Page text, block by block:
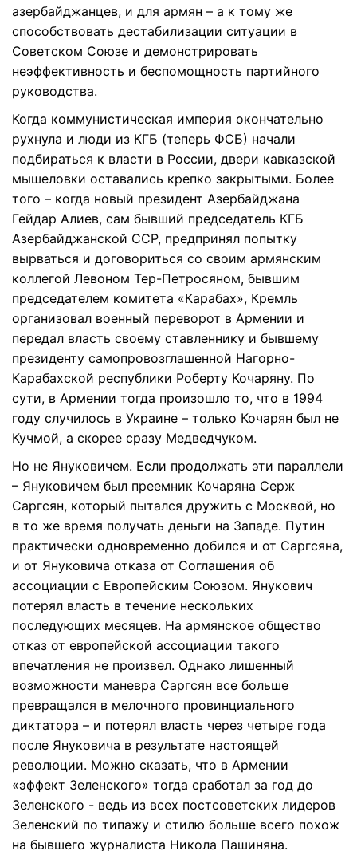
азербайджанцев, и для армян – а к тому же
способствовать дестабилизации ситуации в
Советском Союзе и демонстрировать
неэффективность и беспомощность партийного
руководства.
Когда коммунистическая империя окончательно
рухнула и люди из КГБ (теперь ФСБ) начали
подбираться к власти в России, двери кавказской
мышеловки оставались крепко закрытыми. Более
того – когда новый президент Азербайджана
Гейдар Алиев, сам бывший председатель КГБ
Азербайджанской ССР, предпринял попытку
вырваться и договориться со своим армянским
коллегой Левоном Тер-Петросяном, бывшим
председателем комитета «Карабах», Кремль
организовал военный переворот в Армении и
передал власть своему ставленнику и бывшему
президенту самопровозглашенной Нагорно-
Карабахской республики Роберту Кочаряну. По
сути, в Армении тогда произошло то, что в 1994
году случилось в Украине – только Кочарян был не
Кучмой, а скорее сразу Медведчуком.
Но не Януковичем. Если продолжать эти параллели
– Януковичем был преемник Кочаряна Серж
Саргсян, который пытался дружить с Москвой, но
в то же время получать деньги на Западе. Путин
практически одновременно добился и от Саргсяна,
и от Януковича отказа от Соглашения об
ассоциации с Европейским Союзом. Янукович
потерял власть в течение нескольких
последующих месяцев. На армянское общество
отказ от европейской ассоциации такого
впечатления не произвел. Однако лишенный
возможности маневра Саргсян все больше
превращался в мелочного провинциального
диктатора – и потерял власть через четыре года
после Януковича в результате настоящей
революции. Можно сказать, что в Армении
«эффект Зеленского» тогда сработал за год до
Зеленского - ведь из всех постсоветских лидеров
Зеленский по типажу и стилю больше всего похож
на бывшего журналиста Никола Пашиняна.